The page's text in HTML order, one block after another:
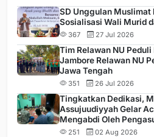
SD Unggulan Muslimat
Sosialisasi Wali Murid
367 27 Jul 2026
Tim Relawan NU
Jambore Relawan NU
Jawa Tengah
351 26 Jul 2026
Tingkatkan Dedikasi,
Assujuudiyyah Gelar
Mengabdi Oleh
251 02 Aug 2026